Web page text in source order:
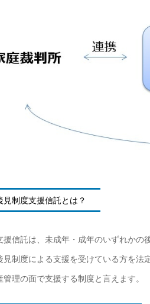
見制度支援信託とは？
援信託は、未成年・成年のいずれかの
見制度による支援を受けている方を法
管理の面で支援する制度と言えます。